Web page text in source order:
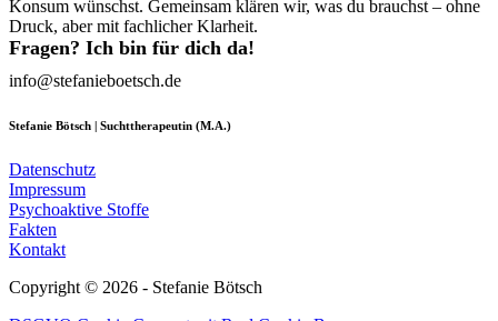
Konsum wünschst. Gemeinsam klären wir, was du brauchst – ohne
Druck, aber mit fachlicher Klarheit.
Fragen? Ich bin für dich da!
info@stefanieboetsch.de
Stefanie Bötsch | Suchttherapeutin (M.A.)
Datenschutz
Impressum
Psychoaktive Stoffe
Fakten
Kontakt
Copyright © 2026 - Stefanie Bötsch